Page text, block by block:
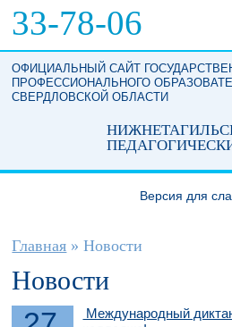
33-78-06
ОФИЦИАЛЬНЫЙ САЙТ
ПРОФЕССИОНАЛЬНОГО
СВЕРДЛОВСКОЙ ОБЛАСТИ
Версия для
Вы здесь
Главная » Новости
Новости
Международный